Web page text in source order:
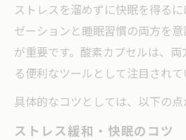
ストレスを溜めずに快眠を得る
ゼーションと睡眠習慣の両方を
が重要です。酸素カプセルは、
る便利なツールとして注目されて
具体的なコツとしては、以下の点
ストレス緩和・快眠のコツ